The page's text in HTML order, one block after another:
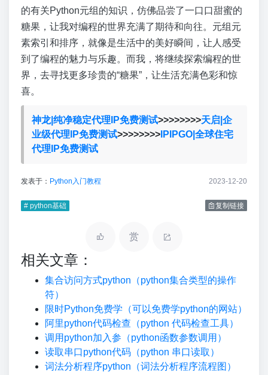
的有关Python元组的知识，仿佛品尝了一口口甜蜜的
糖果，让我对编程的世界充满了期待和向往。元组元
素索引和排序，就像是生活中的美好瞬间，让人感受
到了编程的魅力与乐趣。而我，将继续探索编程的世
界，去寻找更多珍贵的“糖果”，让生活充满色彩和惊
喜。
神龙|纯净稳定代理IP免费测试>>>>>>>>天启|企
业级代理IP免费测试>>>>>>>>IPIPGO|全球住宅
代理IP免费测试
发表于： Python入门教程 2023-12-20
# python基础 复制链接
赏
相关文章：
集合访问方式python（python集合类型的操作
符）
限时Python免费学（可以免费学python的网站）
阿里python代码检查（python 代码检查工具）
调用python加入参（python函数参数调用）
读取串口python代码（python 串口读取）
词法分析程序python（词法分析程序流程图）